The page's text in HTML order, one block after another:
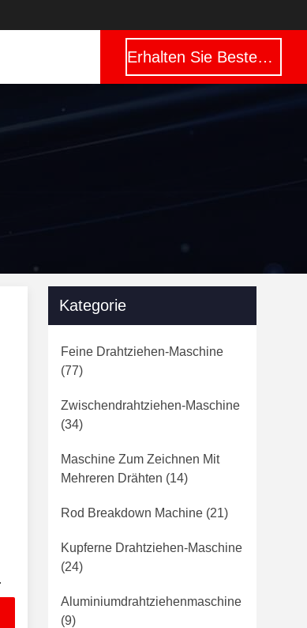
Erhalten Sie Besten Preis
Kategorie
Feine Drahtziehen-Maschine
(77)
Zwischendrahtziehen-Maschine
(34)
Maschine Zum Zeichnen Mit
Mehreren Drähten (14)
Rod Breakdown Machine (21)
Kupferne Drahtziehen-Maschine
(24)
Aluminiumdrahtziehenmaschine
(9)